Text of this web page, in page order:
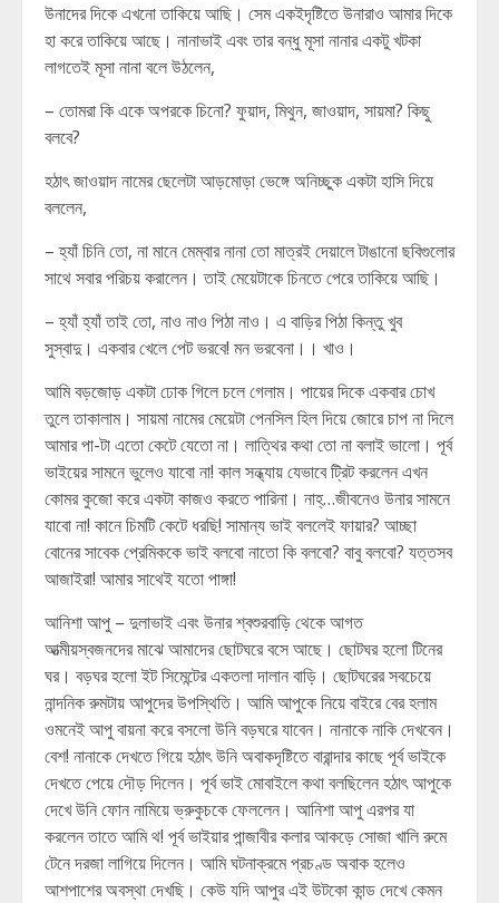
উনাদের দিকে এখনো তাকিয়ে আছি। সেম একইদৃষ্টিতে উনারাও আমার দিকে
হা করে তাকিয়ে আছে। নানাভাই এবং তার বন্ধু মূসা নানার একটু খটকা
লাগতেই মূসা নানা বলে উঠলেন,
– তোমরা কি একে অপরকে চিনো? ফুয়াদ, মিথুন, জাওয়াদ, সায়মা? কিছু
বলবে?
হঠাৎ জাওয়াদ নামের ছেলেটা আড়মোড়া ভেঙ্গে অনিচ্ছুক একটা হাসি দিয়ে
বললেন,
– হ্যাঁ চিনি তো, না মানে মেম্বার নানা তো মাত্রই দেয়ালে টাঙানো ছবিগুলোর
সাথে সবার পরিচয় করালেন। তাই মেয়েটাকে চিনতে পেরে তাকিয়ে আছি।
– হ্যাঁ হ্যাঁ তাই তো, নাও নাও পিঠা নাও। এ বাড়ির পিঠা কিন্তু খুব
সুস্বাদু। একবার খেলে পেট ভরবে! মন ভরবেনা।। খাও।
আমি বড়জোড় একটা ঢোক গিলে চলে গেলাম। পায়ের দিকে একবার চোখ
তুলে তাকালাম। সায়মা নামের মেয়েটা পেনসিল হিল দিয়ে জোরে চাপ না দিলে
আমার পা-টা এতো কেটে যেতো না। লাত্থির কথা তো না বলাই ভালো। পূর্ব
ভাইয়ের সামনে ভুলেও যাবো না! কাল সন্ধ্যায় যেভাবে ট্রিট করলেন এখন
কোমর কুজো করে একটা কাজও করতে পারিনা। নাহ্…জীবনেও উনার সামনে
যাবো না! কানে চিমটি কেটে ধরছি! সামান্য ভাই বললেই ফায়ার? আচ্ছা
বোনের সাবেক প্রেমিককে ভাই বলবো নাতো কি বলবো? বাবু বলবো? যত্তসব
আজাইরা! আমার সাথেই যতো পাঙ্গা!
আনিশা আপু – দুলাভাই এবং উনার শ্বশুরবাড়ি থেকে আগত
আত্মীয়স্বজনদের মাঝে আমাদের ছোটঘরে বসে আছে। ছোটঘর হলো টিনের
ঘর। বড়ঘর হলো ইট সিমেন্টের একতলা দালান বাড়ি। ছোটঘরের সবচেয়ে
নান্দনিক রুমটায় আপুদের উপস্থিতি। আমি আপুকে নিয়ে বাইরে বের হলাম
ওমনেই আপু বায়না করে বসলো উনি বড়ঘরে যাবেন। নানাকে নাকি দেখবেন।
বেশ! নানাকে দেখতে গিয়ে হঠাৎ উনি অবাকদৃষ্টিতে বারান্দার কাছে পূর্ব ভাইকে
দেখতে পেয়ে দৌড় দিলেন। পূর্ব ভাই মোবাইলে কথা বলছিলেন হঠাৎ আপুকে
দেখে উনি ফোন নামিয়ে ভ্রুকুচকে ফেললেন। আনিশা আপু এরপর যা
করলেন তাতে আমি থ! পূর্ব ভাইয়ার পান্জাবীর কলার আকড়ে সোজা খালি রুমে
টেনে দরজা লাগিয়ে দিলেন। আমি ঘটনাক্রমে প্রচণ্ড অবাক হলেও
আশপাশের অবস্থা দেখছি। কেউ যদি আপুর এই উটকো কান্ড দেখে কেমন